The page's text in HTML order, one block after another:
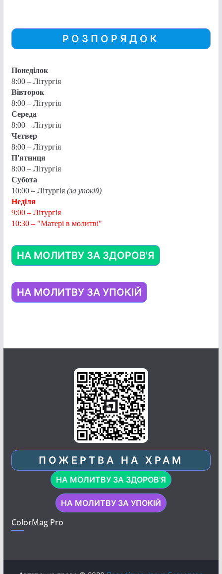
РОЗПОРЯДОК
Понеділок
8:00 – Літургія
Вівторок
8:00 – Літургія
Середа
8:00 – Літургія
Четвер
8:00 – Літургія
П'ятниця
8:00 – Літургія
Субота
10:00 – Літургія (за упокій)
Неділя
9:00 – Літургія
10:30 – "Матері в молитві"
НА МОЛИТВУ ЗА ЗДОРОВ'Я
НА МОЛИТВУ ЗА УПОКІЙ
ПОЖЕРТВА НА ХРАМ
НА МОЛИТВУ ЗА ЗДОРОВ'Я
НА МОЛИТВУ ЗА УПОКІЙ
ColorMag Pro